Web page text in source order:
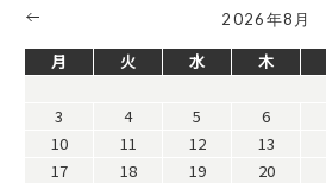
2026年8月
月 火 水 木
3
4 5 6
10
11 12 13
17
18 19 20